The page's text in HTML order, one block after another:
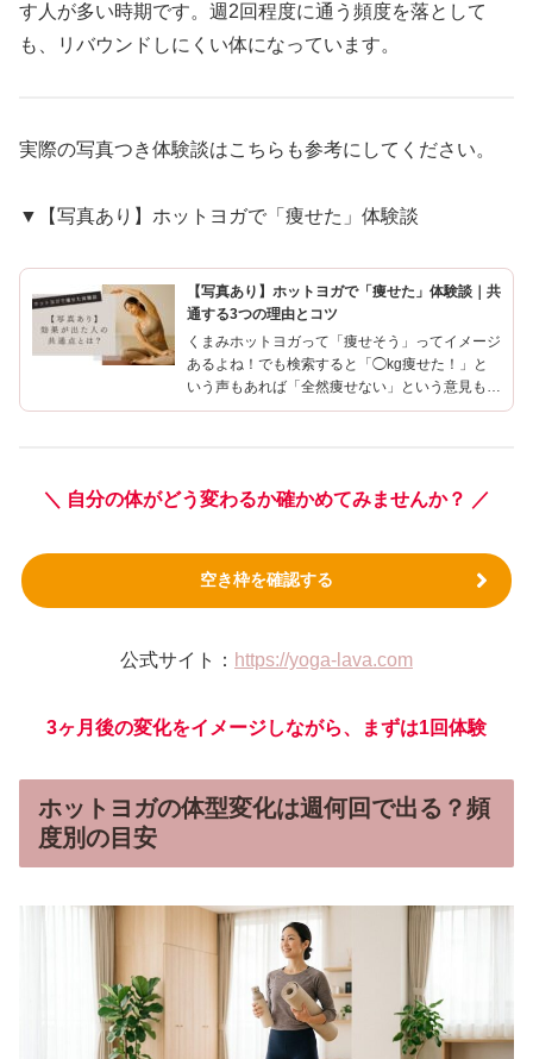
す人が多い時期です。週2回程度に通う頻度を落として
も、リバウンドしにくい体になっています。
実際の写真つき体験談はこちらも参考にしてください。
▼【写真あり】ホットヨガで「痩せた」体験談
【写真あり】ホットヨガで「痩せた」体験談｜共
通する3つの理由とコツ
くまみホットヨガって「痩せそう」ってイメージ
あるよね！でも検索すると「◯kg痩せた！」と
いう声もあれば「全然痩せない」という意見もあ
って、どちらが本当なのか分からない…私自身も
＼ 自分の体がどう変わるか確かめてみませんか？ ／
空き枠を確認する
公式サイト： https://yoga-lava.com
3ヶ月後の変化をイメージしながら、まずは1回体験
ホットヨガの体型変化は週何回で出る？頻
度別の目安